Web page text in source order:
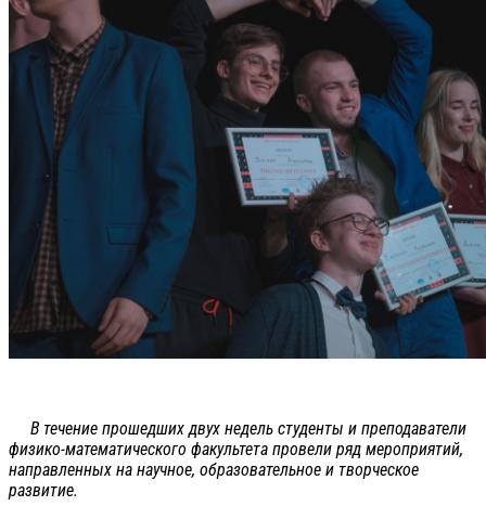
В течение прошедших двух недель студенты и преподаватели
физико-математического факультета провели ряд мероприятий,
направленных на научное, образовательное и творческое
развитие.